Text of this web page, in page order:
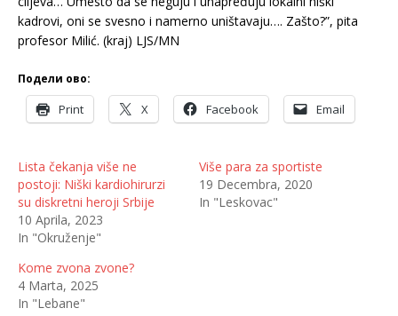
kadrovi, oni se svesno i namerno uništavaju…. Zašto?”, pita
profesor Milić. (kraj) LJS/MN
Подели ово:
Print X Facebook Email
Lista čekanja više ne
postoji: Niški kardiohirurzi
su diskretni heroji Srbije
10 Aprila, 2023
In "Okruženje"
Više para za sportiste
19 Decembra, 2020
In "Leskovac"
Kome zvona zvone?
4 Marta, 2025
In "Lebane"